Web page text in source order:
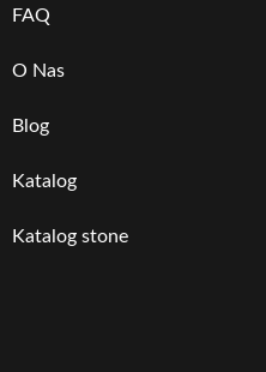
FAQ
O Nas
Blog
Katalog
Katalog stone